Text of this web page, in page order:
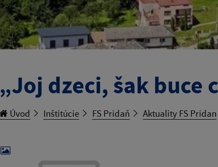
„Joj dzeci, šak buce
Úvod Inštitúcie FS Pridaň Aktuality FS Pridan